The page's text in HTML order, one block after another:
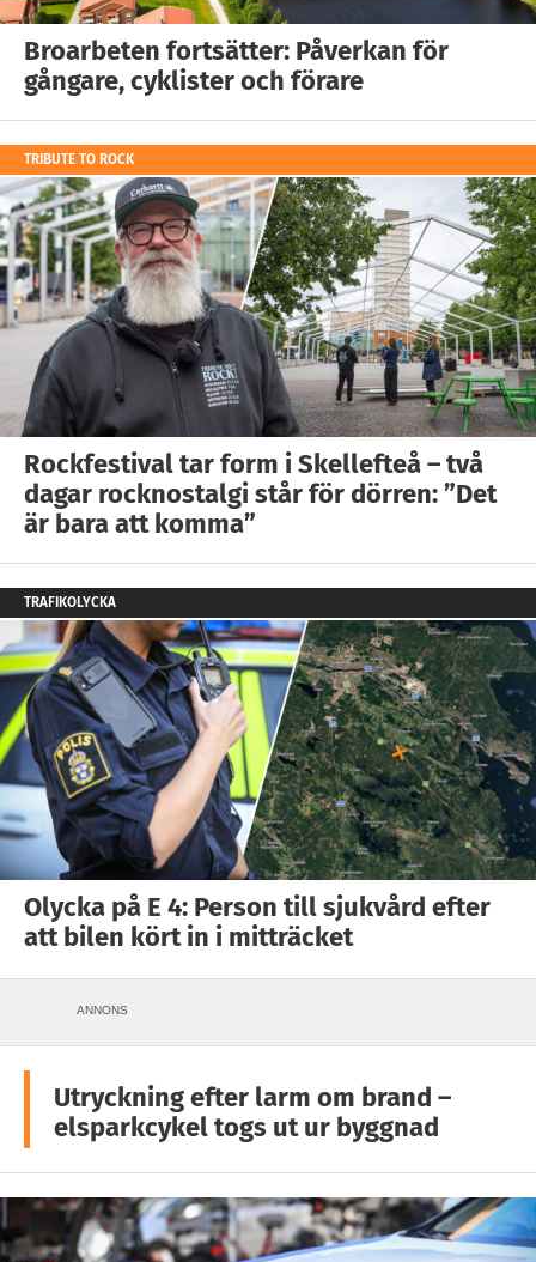
Broarbeten fortsätter: Påverkan för
gångare, cyklister och förare
TRIBUTE TO ROCK
Rockfestival tar form i Skellefteå – två
dagar rocknostalgi står för dörren: ”Det
är bara att komma”
TRAFIKOLYCKA
Olycka på E 4: Person till sjukvård efter
att bilen kört in i mitträcket
ANNONS
Utryckning efter larm om brand –
elsparkcykel togs ut ur byggnad